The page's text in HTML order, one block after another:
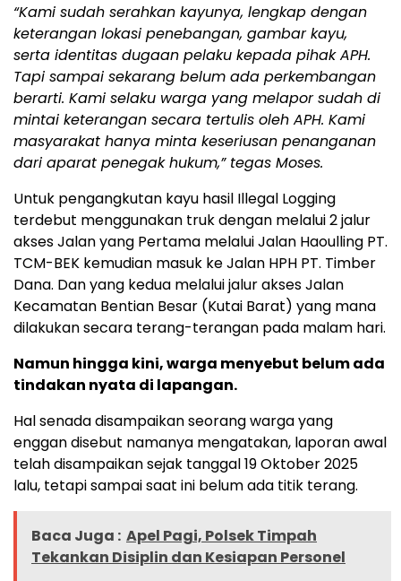
“Kami sudah serahkan kayunya, lengkap dengan
keterangan lokasi penebangan, gambar kayu,
serta identitas dugaan pelaku kepada pihak APH.
Tapi sampai sekarang belum ada perkembangan
berarti. Kami selaku warga yang melapor sudah di
mintai keterangan secara tertulis oleh APH. Kami
masyarakat hanya minta keseriusan penanganan
dari aparat penegak hukum,” tegas Moses.
Untuk pengangkutan kayu hasil Illegal Logging
terdebut menggunakan truk dengan melalui 2 jalur
akses Jalan yang Pertama melalui Jalan Haoulling PT.
TCM-BEK kemudian masuk ke Jalan HPH PT. Timber
Dana. Dan yang kedua melalui jalur akses Jalan
Kecamatan Bentian Besar (Kutai Barat) yang mana
dilakukan secara terang-terangan pada malam hari.
Namun hingga kini, warga menyebut belum ada
tindakan nyata di lapangan.
Hal senada disampaikan seorang warga yang
enggan disebut namanya mengatakan, laporan awal
telah disampaikan sejak tanggal 19 Oktober 2025
lalu, tetapi sampai saat ini belum ada titik terang.
Baca Juga : Apel Pagi, Polsek Timpah
Tekankan Disiplin dan Kesiapan Personel